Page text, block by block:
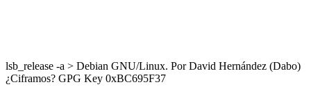
lsb_release -a > Debian GNU/Linux. Por David Hernández (Dabo)
¿Ciframos? GPG Key 0xBC695F37